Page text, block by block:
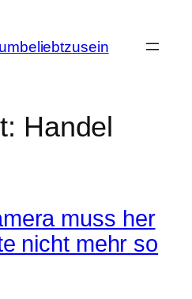
Handel
muss her
nicht mehr so